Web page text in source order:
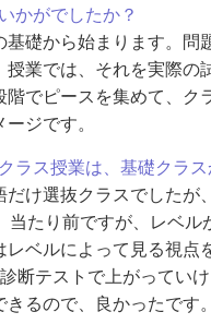
かがでしたか？
基礎から始まります。
業では、それを実際
階でピースを集めて、
ジです。
ラス授業は、基礎クラ
け選抜クラスでした
当たり前ですが、レベ
ベルによって見る視
断テストで上がってい
るので、良かったです。